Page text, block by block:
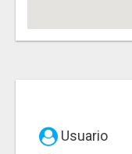
Usuario